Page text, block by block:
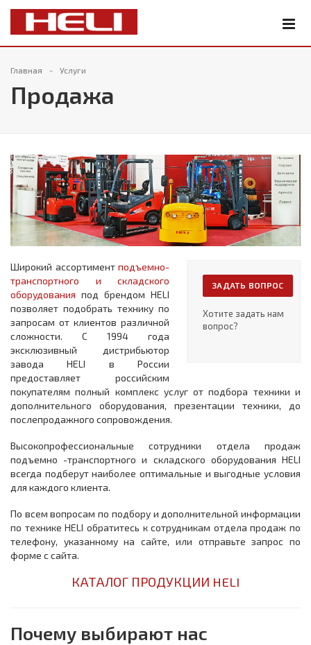
Главная Услуги
Продажа
ЗАДАТЬ ВОПРОС
Хотите задать нам
вопрос?
Широкий ассортимент подъемно-
транспортного и складского
оборудования под брендом HELI
позволяет подобрать технику по
запросам от клиентов различной
сложности. С 1994 года
эксклюзивный дистрибьютор
завода HELI в России
предоставляет российским
покупателям полный комплекс услуг от подбора техники и
дополнительного оборудования, презентации техники, до
послепродажного сопровождения.
Высокопрофессиональные сотрудники отдела продаж
подъемно -транспортного и складского оборудования HELI
всегда подберут наиболее оптимальные и выгодные условия
для каждого клиента.
По всем вопросам по подбору и дополнительной информации
по технике HELI обратитесь к сотрудникам отдела продаж по
телефону, указанному на сайте, или отправьте запрос по
форме с сайта.
КАТАЛОГ ПРОДУКЦИИ HELI
Почему выбирают нас